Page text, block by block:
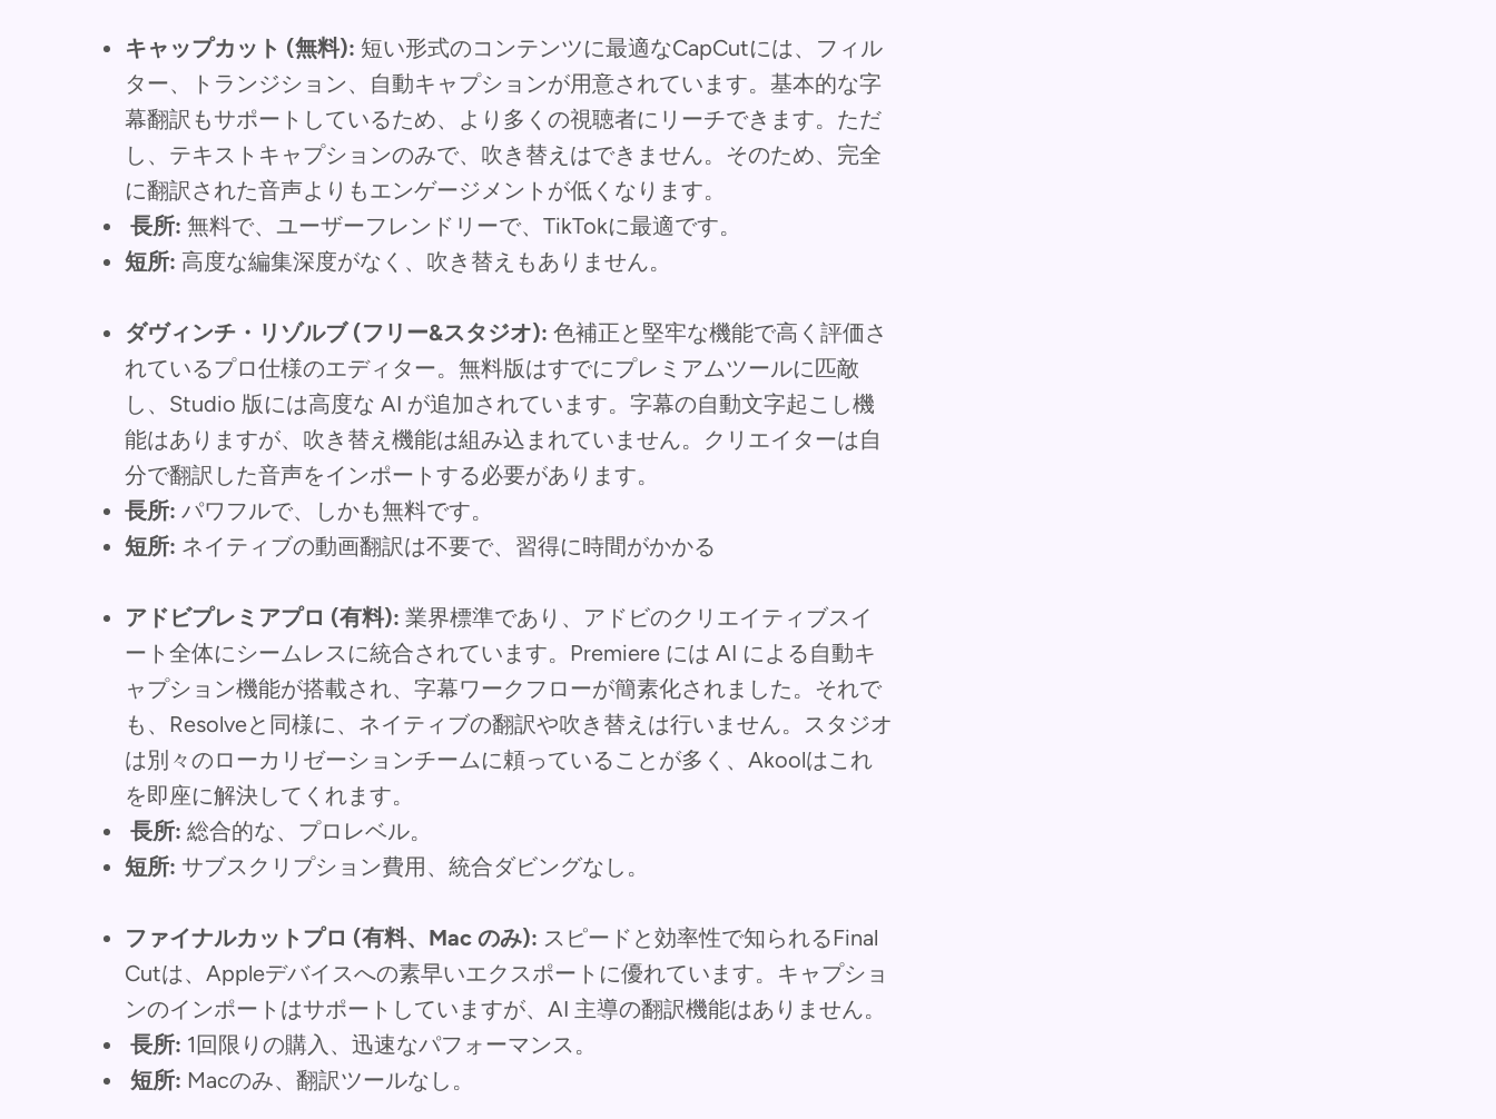
キャップカット (無料): 短い形式のコンテンツに最適なCapCutには、フィル
ター、トランジション、自動キャプションが用意されています。基本的な字
幕翻訳もサポートしているため、より多くの視聴者にリーチできます。ただ
し、テキストキャプションのみで、吹き替えはできません。そのため、完全
に翻訳された音声よりもエンゲージメントが低くなります。
長所: 無料で、ユーザーフレンドリーで、TikTokに最適です。
短所: 高度な編集深度がなく、吹き替えもありません。
ダヴィンチ・リゾルブ (フリー&スタジオ): 色補正と堅牢な機能で高く評価さ
れているプロ仕様のエディター。無料版はすでにプレミアムツールに匹敵
し、Studio 版には高度な AI が追加されています。字幕の自動文字起こし機
能はありますが、吹き替え機能は組み込まれていません。クリエイターは自
分で翻訳した音声をインポートする必要があります。
長所: パワフルで、しかも無料です。
短所: ネイティブの動画翻訳は不要で、習得に時間がかかる
アドビプレミアプロ (有料): 業界標準であり、アドビのクリエイティブスイ
ート全体にシームレスに統合されています。Premiere には AI による自動キ
ャプション機能が搭載され、字幕ワークフローが簡素化されました。それで
も、Resolveと同様に、ネイティブの翻訳や吹き替えは行いません。スタジオ
は別々のローカリゼーションチームに頼っていることが多く、Akoolはこれ
を即座に解決してくれます。
長所: 総合的な、プロレベル。
短所: サブスクリプション費用、統合ダビングなし。
ファイナルカットプロ (有料、Mac のみ): スピードと効率性で知られるFinal
Cutは、Appleデバイスへの素早いエクスポートに優れています。キャプショ
ンのインポートはサポートしていますが、AI 主導の翻訳機能はありません。
長所: 1回限りの購入、迅速なパフォーマンス。
短所: Macのみ、翻訳ツールなし。